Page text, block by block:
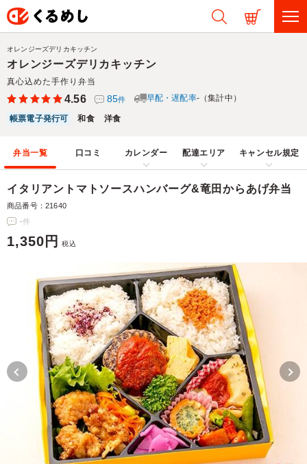
オレンジーズデリカキッチン
真心込めた手作り弁当
オレンジーズデリカキッチン
4.56 85件 早配・遅配率-（集計中）
帳票電子発行可 和食 洋食
弁当一覧 口コミ カレンダー 配達エリア キャンセル規定
イタリアントマトソースハンバーグ&竜田からあげ弁当
商品番号：21640
-件
1,350円 税込